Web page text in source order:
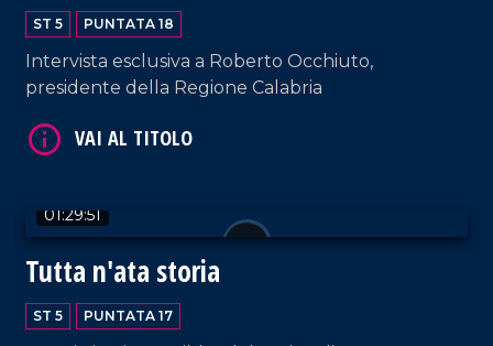
ST 5 PUNTATA 18
Intervista esclusiva a Roberto Occhiuto,
presidente della Regione Calabria
01:29:51
Tutta n'ata storia
ST 5 PUNTATA 17
VAI AL TITOLO